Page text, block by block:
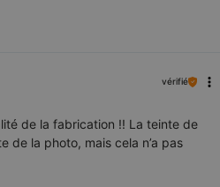
vérifié
de la fabrication !! La teinte de
de la photo, mais cela n’a pas